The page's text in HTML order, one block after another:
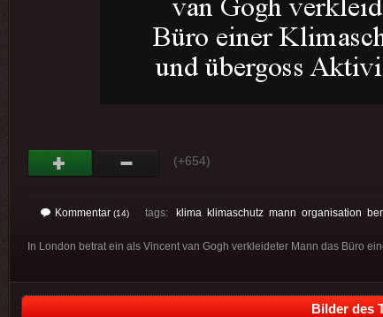
(+654)
Kommentar (14) tags: klima klimaschutz mann organisation
In London betrat ein als Vincent van Gogh verkleideter Mann das Büro
Bilder des